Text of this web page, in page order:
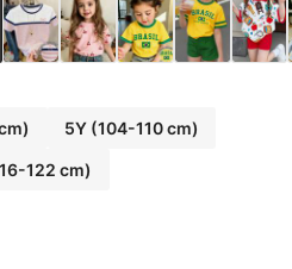
5Y (104-110 cm)
122 cm)